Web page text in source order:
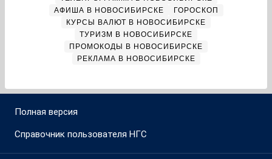
АФИША В НОВОСИБИРСКЕ
ГОРОСКОП
КУРСЫ ВАЛЮТ В НОВОСИБИРСКЕ
ТУРИЗМ В НОВОСИБИРСКЕ
ПРОМОКОДЫ В НОВОСИБИРСКЕ
РЕКЛАМА В НОВОСИБИРСКЕ
Полная версия
Справочник пользователя НГС